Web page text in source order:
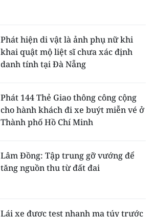
Phát hiện di vật là ảnh phụ nữ khi
khai quật mộ liệt sĩ chưa xác định
danh tính tại Đà Nẵng
Phát 144 Thẻ Giao thông công cộng
cho hành khách đi xe buýt miễn vé ở
Thành phố Hồ Chí Minh
Lâm Đồng: Tập trung gỡ vướng để
tăng nguồn thu từ đất đai
Lái xe được test nhanh ma túy trước